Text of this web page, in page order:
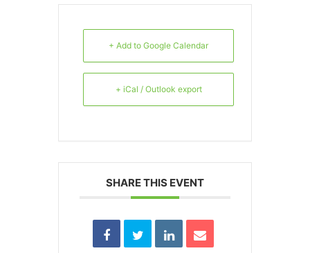
+ Add to Google Calendar
+ iCal / Outlook export
SHARE THIS EVENT